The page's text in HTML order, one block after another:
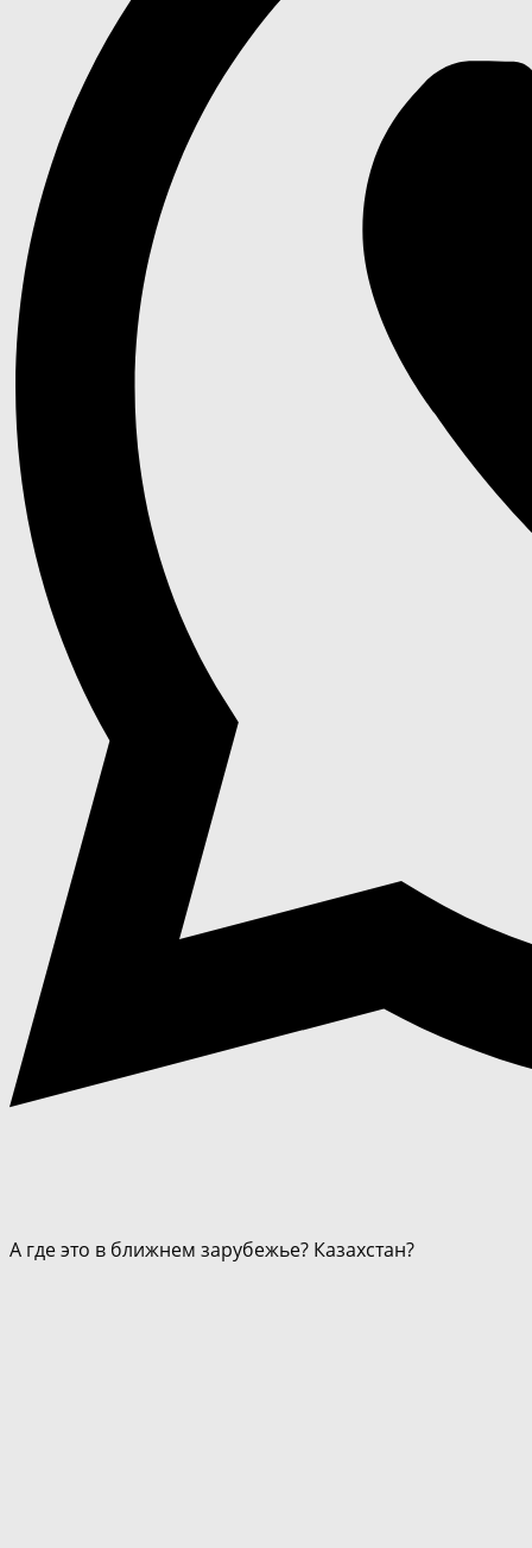
А где это в ближнем зарубежье? Казахстан?